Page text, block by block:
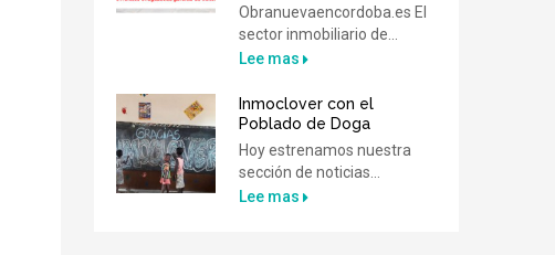
Obranuevaencordoba.es El
sector inmobiliario de...
Lee mas
Inmoclover con el
Poblado de Doga
Hoy estrenamos nuestra
sección de noticias...
Lee mas